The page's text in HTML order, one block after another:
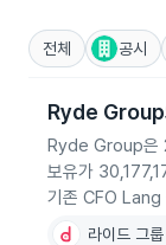
전체 공시
Ryde Group
Ryde Group은
보유가
기존 CFO
라이드 그룹